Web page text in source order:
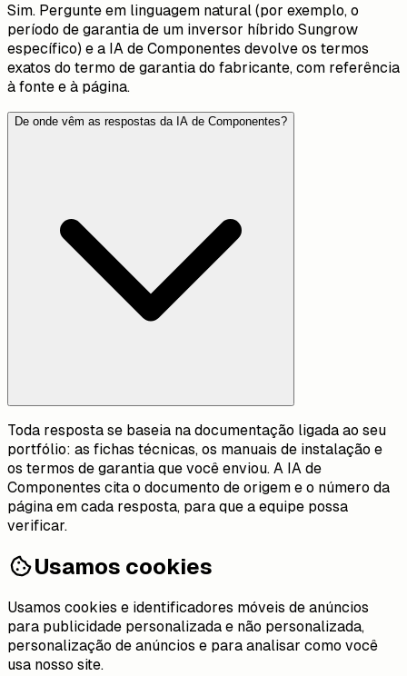
Sim. Pergunte em linguagem natural (por exemplo, o
período de garantia de um inversor híbrido Sungrow
específico) e a IA de Componentes devolve os termos
exatos do termo de garantia do fabricante, com referência
à fonte e à página.
De onde vêm as respostas da IA de Componentes?
Toda resposta se baseia na documentação ligada ao seu
portfólio: as fichas técnicas, os manuais de instalação e
os termos de garantia que você enviou. A IA de
Componentes cita o documento de origem e o número da
página em cada resposta, para que a equipe possa
verificar.
Usamos cookies
Usamos cookies e identificadores móveis de anúncios
para publicidade personalizada e não personalizada,
personalização de anúncios e para analisar como você
usa nosso site.